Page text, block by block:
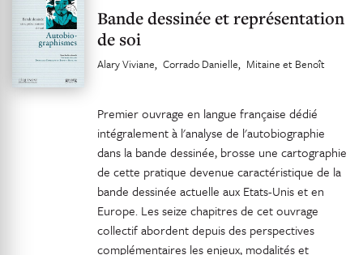
Bande dessinée et représentation
de soi
Alary Viviane Corrado Danielle Mitaine et Benoît
Premier ouvrage en langue française dédié
intégralement à l'analyse de l'autobiographie
dans la bande dessinée, brosse une cartographie
de cette pratique devenue caractéristique de la
bande dessinée actuelle aux Etats-Unis et en
Europe. Les seize chapitres de cet ouvrage
collectif abordent depuis des perspectives
complémentaires les enjeux, modalités et